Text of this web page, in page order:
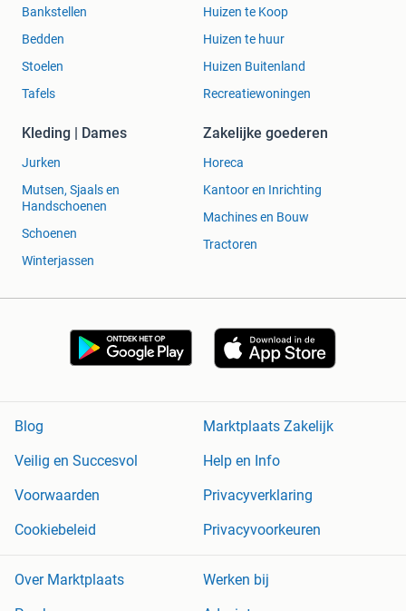
Bankstellen
Bedden
Stoelen
Tafels
Huizen te Koop
Huizen te huur
Huizen Buitenland
Recreatiewoningen
Kleding | Dames
Jurken
Mutsen, Sjaals en
Handschoenen
Schoenen
Winterjassen
Zakelijke goederen
Horeca
Kantoor en Inrichting
Machines en Bouw
Tractoren
Blog
Marktplaats Zakelijk
Veilig en Succesvol
Help en Info
Voorwaarden
Privacyverklaring
Cookiebeleid
Privacyvoorkeuren
Over Marktplaats
Werken bij